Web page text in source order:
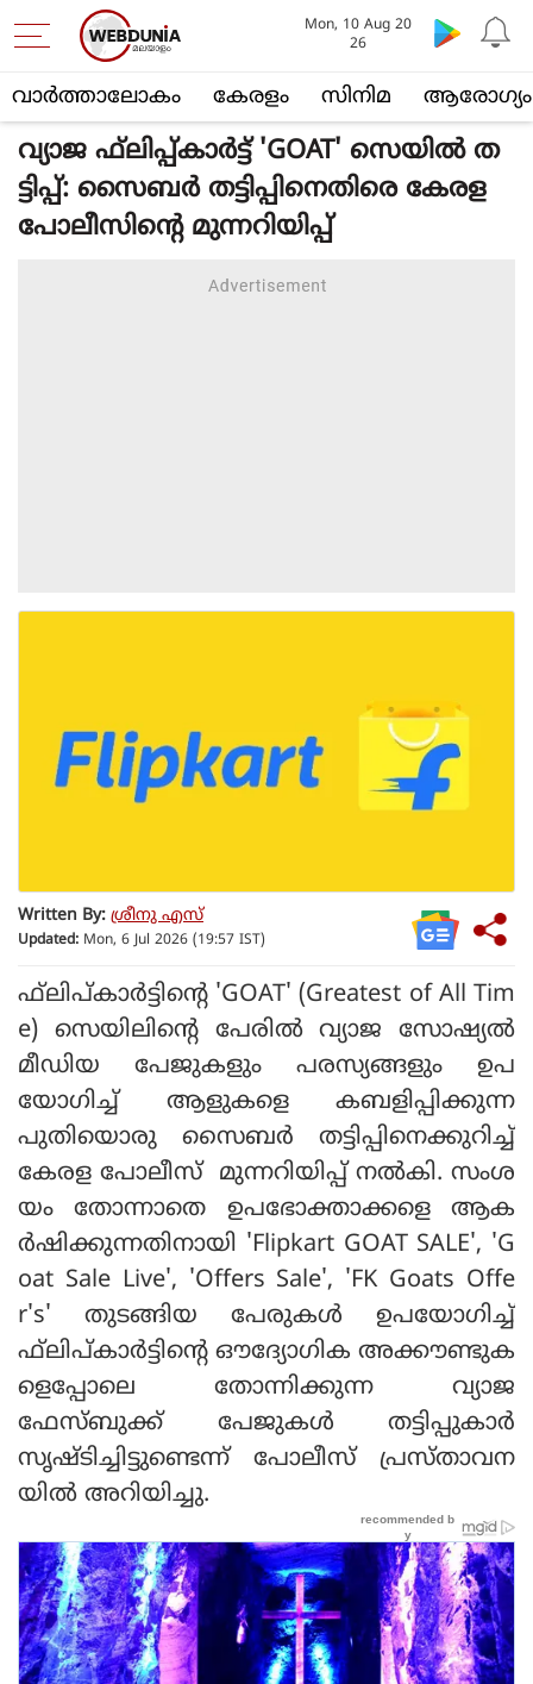
വാര്‍ത്താലോകം കേരളം സിനിമ ആരോഗ്യം
Mon, 10 Aug 20
26
വ്യാജ ഫ്‌ലിപ്പ്കാര്‍ട്ട് 'GOAT' സെയില്‍ ത
ട്ടിപ്പ്: സൈബര്‍ തട്ടിപ്പിനെതിരെ കേരള
പോലീസിന്റെ മുന്നറിയിപ്പ്
Written By: ശ്രീനു എസ്
Updated: Mon, 6 Jul 2026 (19:57 IST)
ഫ്‌ലിപ്കാര്‍ട്ടിന്റെ 'GOAT' (Greatest of All Tim
e) സെയിലിന്റെ പേരില്‍ വ്യാജ സോഷ്യല്‍
മീഡിയ പേജുകളും പരസ്യങ്ങളും ഉപ
യോഗിച്ച് ആളുകളെ കബളിപ്പിക്കുന്ന
പുതിയൊരു സൈബര്‍ തട്ടിപ്പിനെക്കുറിച്ച്
കേരള പോലീസ് മുന്നറിയിപ്പ് നല്‍കി. സംശ
യം തോന്നാതെ ഉപഭോക്താക്കളെ ആക
ര്‍ഷിക്കുന്നതിനായി 'Flipkart GOAT SALE', 'G
oat Sale Live', 'Offers Sale', 'FK Goats Offe
r's' തുടങ്ങിയ പേരുകള്‍ ഉപയോഗിച്ച്
ഫ്‌ലിപ്കാര്‍ട്ടിന്റെ ഔദ്യോഗിക അക്കൗണ്ടുക
ളെപ്പോലെ തോന്നിക്കുന്ന വ്യാജ
ഫേസ്ബുക്ക് പേജുകള്‍ തട്ടിപ്പുകാര്‍
സൃഷ്ടിച്ചിട്ടുണ്ടെന്ന് പോലീസ് പ്രസ്താവന
യില്‍ അറിയിച്ചു.